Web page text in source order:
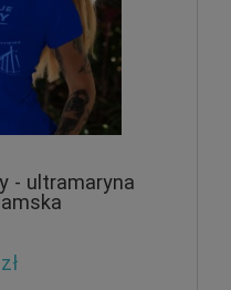
- ultramaryna